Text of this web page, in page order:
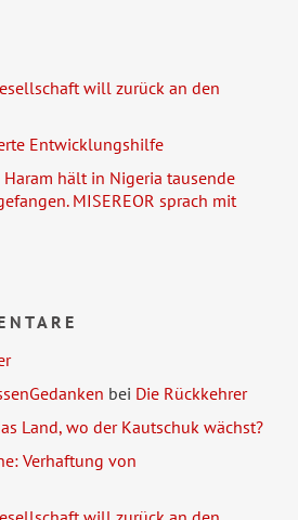
will zurück an den
Entwicklungshilfe
Haram hält in Nigeria tausende
MISEREOR sprach mit
bei Die Rückkehrer
Land, wo der Kautschuk wächst?
Verhaftung von